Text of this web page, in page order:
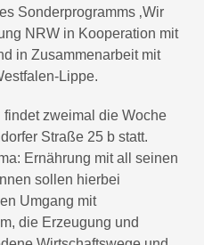
Sonderprogramms ‚Wir
NRW in Kooperation mit
in Zusammenarbeit mit
Lippe.
findet zweimal die Woche
Straße 25 b statt.
Ernährung mit all seinen
sollen hierbei
Umgang mit
die Erzeugung und